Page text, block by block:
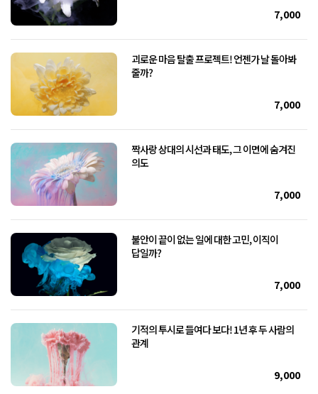
7,000
괴로운 마음 탈출 프로젝트! 언젠가 날 돌아봐
줄까?
7,000
짝사랑 상대의 시선과 태도, 그 이면에 숨겨진
의도
7,000
불안이 끝이 없는 일에 대한 고민, 이직이
답일까?
7,000
기적의 투시로 들여다 보다! 1년 후 두 사람의
관계
9,000